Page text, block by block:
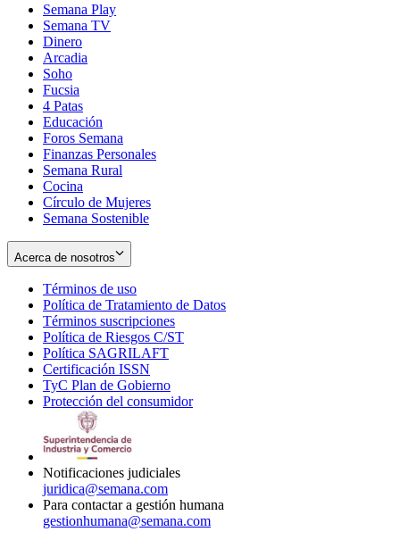
Semana Play
Semana TV
Dinero
Arcadia
Soho
in
new
window
Fucsia
in
new
window
4 Patas
Educación
Foros Semana
Finanzas Personales
Semana Rural
Cocina
Círculo de Mujeres
Semana Sostenible
Acerca de nosotros
Términos de uso
in
new
window
Política de Tratamiento de Datos
Términos suscripciones
in
Política de Riesgos C/ST
Política SAGRILAFT
new
window
Certificación ISSN
in
new
TyC Plan de Gobierno
in
Protección del consumidorOpens
Notificaciones judiciales
juridica@semana.com
Para contactar a gestión humana
gestionhumana@semana.com